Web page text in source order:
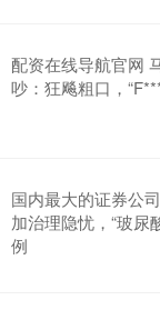
配资在线导航官网
吵：狂飚粗口，
国内最大的证券公
加治理隐忧，“玻尿
例